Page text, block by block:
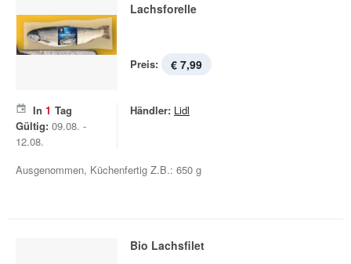
Lachsforelle
Preis: € 7,99
In 1 Tag
Gültig: 09.08. -
12.08.
Händler: Lidl
Ausgenommen, Küchenfertig Z.B.: 650 g
Bio Lachsfilet